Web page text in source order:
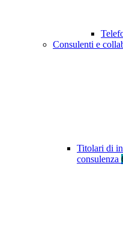
Consulenti e
Titolari di
consulenza